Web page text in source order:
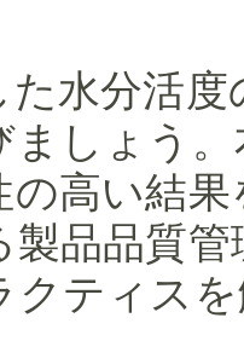
水分活
しょう
高い結
品品質
ティスを